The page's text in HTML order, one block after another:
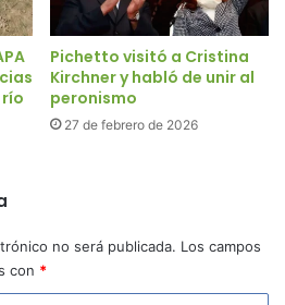
Pichetto visitó a Cristina
Kirchner y habló de unir al
peronismo
27 de febrero de 2026
no será publicada. Los campos
con *